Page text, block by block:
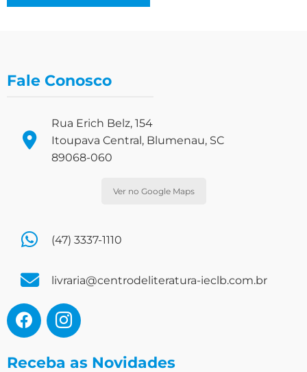
Fale Conosco
Rua Erich Belz, 154
Itoupava Central, Blumenau, SC
89068-060
Ver no Google Maps
(47) 3337-1110
livraria@centrodeliteratura-ieclb.com.br
Receba as Novidades